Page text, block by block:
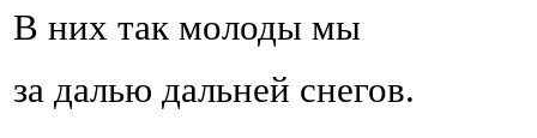
В них так молоды мы
за далью дальней снегов.